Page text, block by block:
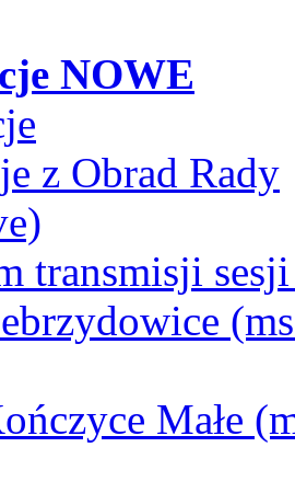
NOWE
z Obrad Rady
transmisji
Małe